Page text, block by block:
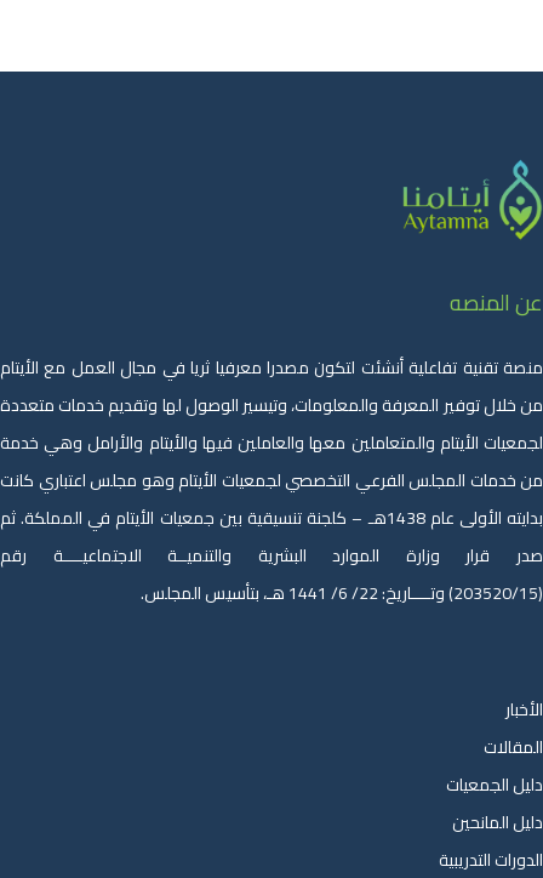
عن المنصه
منصة تقنية تفاعلية أنشئت لتكون مصدرا معرفيا ثريا في مجال العمل مع الأيتام
من خلال توفير المعرفة والمعلومات، وتيسير الوصول لها وتقديم خدمات متعددة
لجمعيات الأيتام والمتعاملين معها والعاملين فيها والأيتام والأرامل وهي خدمة
من خدمات المجلس الفرعي التخصصي لجمعيات الأيتام وهو مجلس اعتباري كانت
بدايته الأولى عام 1438هـ – كلجنة تنسيقية بين جمعيات الأيتام في المملكة. ثم
صدر قرار وزارة الموارد البشرية والتنميــة الاجتماعيــــة رقم
(203520/15) وتــــاريخ: 22/ 6/ 1441 هـ، بتأسيس المجلس.
الأخبار
المقالات
دليل الجمعيات
دليل المانحين
الدورات التدريبية